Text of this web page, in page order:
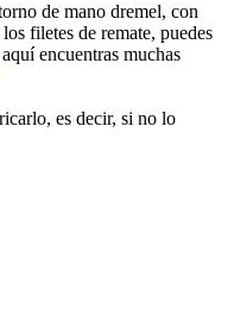
de mano dremel, con
filetes de remate, puedes
aquí encuentras muchas
es decir, si no lo